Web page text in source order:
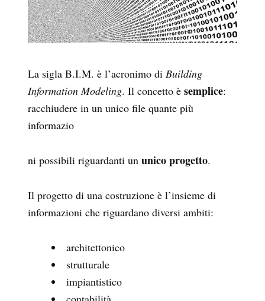
La sigla B.I.M. è l’acronimo di Building
Information Modeling. Il concetto è semplice:
racchiudere in un unico file quante più
informazio
ni possibili riguardanti un unico progetto.
Il progetto di una costruzione è l’insieme di
informazioni che riguardano diversi ambiti:
architettonico
strutturale
impiantistico